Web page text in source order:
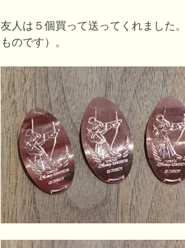
友人は５個買って送ってくれました
ものです）。